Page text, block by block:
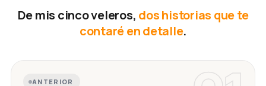
De mis cinco veleros, dos historias que te
contaré en detalle.
ANTERIOR